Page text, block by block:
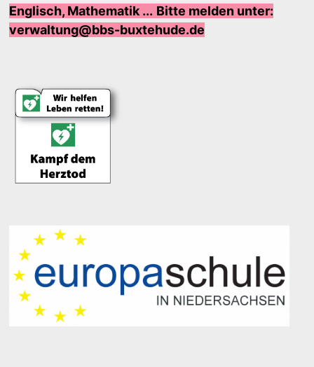
Englisch, Mathematik ... Bitte melden unter:
verwaltung@bbs-buxtehude.de